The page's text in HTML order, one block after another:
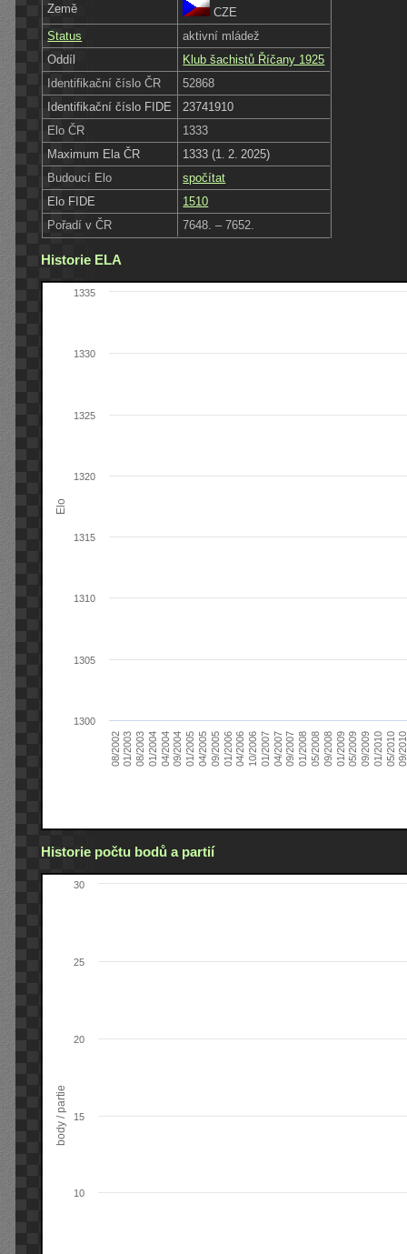
Země
CZE
Status
aktivní mládež
Oddíl
Klub šachistů Říčany 1925
Identifikační číslo ČR
52868
Identifikační číslo FIDE
23741910
Elo ČR
1333
Maximum Ela ČR
1333 (1. 2. 2025)
Budoucí Elo
spočítat
Elo FIDE
1510
Pořadí v ČR
7648. – 7652.
Historie ELA
Elo
08/200201/200308/200301/200404/200409/200401/200504/200509/200501/200604/200610/200601/200704/200709/200701/200805/200809/200801/200905/200909/200901/201005/201009/
1300
1305
1310
1315
1320
1325
1330
1335
Historie počtu bodů a partií
body / partie
10
20
15
25
30